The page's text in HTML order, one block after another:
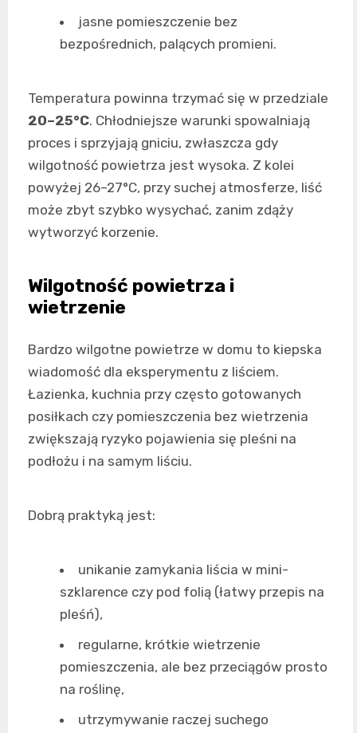
jasne pomieszczenie bez
bezpośrednich, palących promieni.
Temperatura powinna trzymać się w przedziale
20–25°C. Chłodniejsze warunki spowalniają
proces i sprzyjają gniciu, zwłaszcza gdy
wilgotność powietrza jest wysoka. Z kolei
powyżej 26–27°C, przy suchej atmosferze, liść
może zbyt szybko wysychać, zanim zdąży
wytworzyć korzenie.
Wilgotność powietrza i
wietrzenie
Bardzo wilgotne powietrze w domu to kiepska
wiadomość dla eksperymentu z liściem.
Łazienka, kuchnia przy często gotowanych
posiłkach czy pomieszczenia bez wietrzenia
zwiększają ryzyko pojawienia się pleśni na
podłożu i na samym liściu.
Dobrą praktyką jest:
unikanie zamykania liścia w mini-
szklarence czy pod folią (łatwy przepis na
pleśń),
regularne, krótkie wietrzenie
pomieszczenia, ale bez przeciągów prosto
na roślinę,
utrzymywanie raczej suchego